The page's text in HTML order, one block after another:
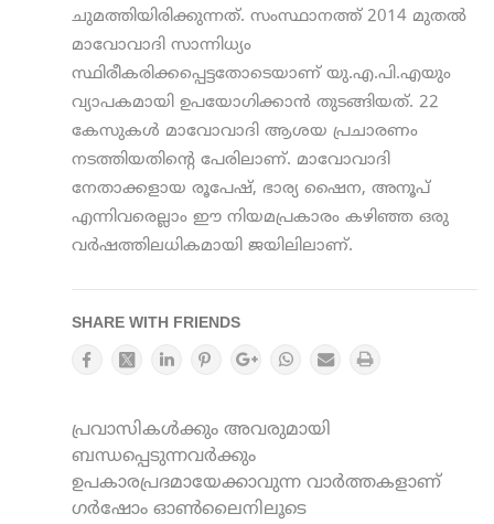
ചുമത്തിയിരിക്കുന്നത്. സംസ്ഥാനത്ത് 2014 മുതല്‍
മാവോവാദി സാന്നിധ്യം
സ്ഥിരീകരിക്കപ്പെട്ടതോടെയാണ് യു.എ.പി.എയും
വ്യാപകമായി ഉപയോഗിക്കാന്‍ തുടങ്ങിയത്. 22
കേസുകള്‍ മാവോവാദി ആശയ പ്രചാരണം
നടത്തിയതിന്റെ പേരിലാണ്. മാവോവാദി
നേതാക്കളായ രൂപേഷ്, ഭാര്യ ഷൈന, അനൂപ്
എന്നിവരെല്ലാം ഈ നിയമപ്രകാരം കഴിഞ്ഞ ഒരു
വര്‍ഷത്തിലധികമായി ജയിലിലാണ്.
SHARE WITH FRIENDS
പ്രവാസികൾക്കും അവരുമായി
ബന്ധപ്പെടുന്നവർക്കും
ഉപകാരപ്രദമായേക്കാവുന്ന വാർത്തകളാണ്
ഗർഷോം ഓൺലൈനിലൂടെ